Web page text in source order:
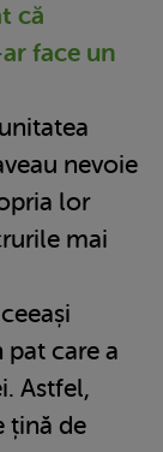
că
face un
nevoie
lor
mai
care a
Astfel,
țină de